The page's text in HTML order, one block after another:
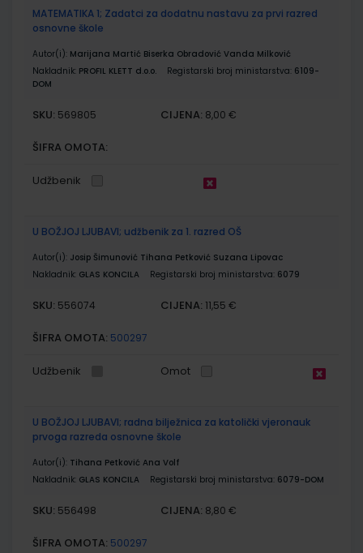
MATEMATIKA 1; Zadatci za dodatnu nastavu za prvi razred
osnovne škole
Autor(i): Marijana Martić Biserka Obradović Vanda Milković
Nakladnik: PROFIL KLETT d.o.o. Registarski broj ministarstva: 6109-
DOM
SKU: 569805 CIJENA: 8,00 €
ŠIFRA OMOTA:
Udžbenik
U BOŽJOJ LJUBAVI; udžbenik za 1. razred OŠ
Autor(i): Josip Šimunović Tihana Petković Suzana Lipovac
Nakladnik: GLAS KONCILA Registarski broj ministarstva: 6079
SKU: 556074 CIJENA: 11,55 €
ŠIFRA OMOTA: 500297
Udžbenik Omot
U BOŽJOJ LJUBAVI; radna bilježnica za katolički vjeronauk
prvoga razreda osnovne škole
Autor(i): Tihana Petković Ana Volf
Nakladnik: GLAS KONCILA Registarski broj ministarstva: 6079-DOM
SKU: 556498 CIJENA: 8,80 €
ŠIFRA OMOTA: 500297